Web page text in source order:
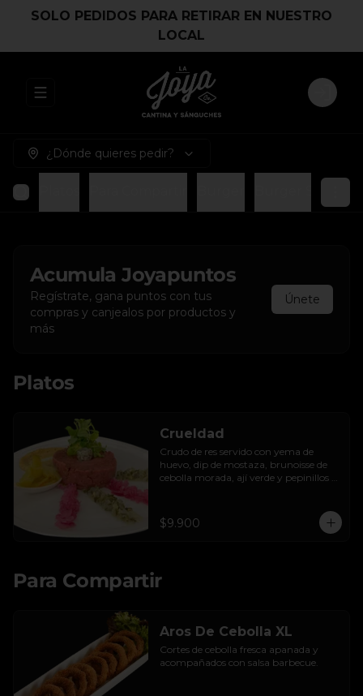
SOLO PEDIDOS PARA RETIRAR EN NUESTRO
LOCAL
Abrir menu de navegación Login
¿Dónde quieres pedir?
AcumulaJoyapuntos
Regístrate, gana puntos con tus
compras y canjealos por productos y
más
Únete
Platos
Crueldad
Crudo de res servido con yema de
huevo, dip de mostaza, brunoisse de
cebolla morada, ají verde y pepinillos
$9.900
Para Compartir
Aros De Cebolla XL
Cortes de cebolla fresca apanada y
acompañados con salsa barbecue.